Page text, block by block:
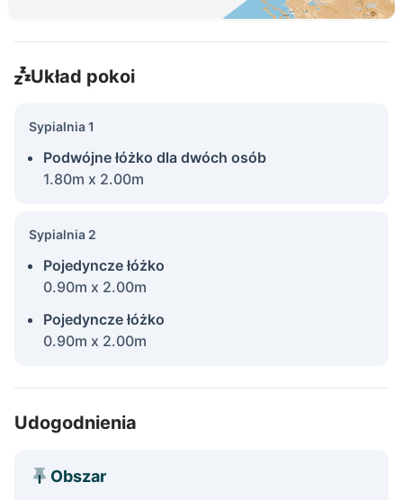
Układ pokoi
Sypialnia 1
Podwójne łóżko dla dwóch osób
1.80m x 2.00m
Sypialnia 2
Pojedyncze łóżko
0.90m x 2.00m
Pojedyncze łóżko
0.90m x 2.00m
Udogodnienia
Obszar